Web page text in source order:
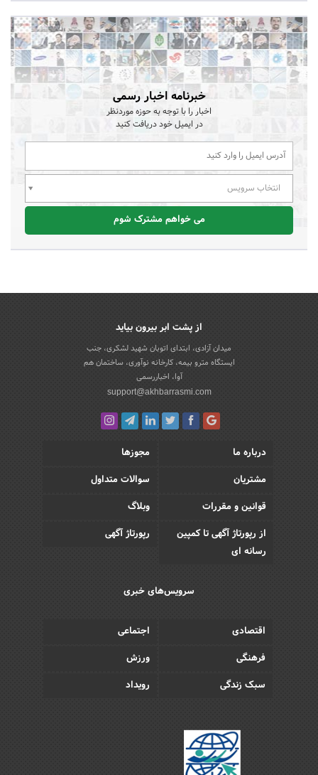
خبرنامه اخبار رسمی
اخبار را با توجه به حوزه موردنظر
در ایمیل خود دریافت کنید
انتخاب سرویس
می خواهم مشترک شوم
از پشت ابر بیرون بیاید
میدان آزادی، ابتدای اتوبان شهید لشکری، جنب
ایستگاه مترو بیمه، کارخانه نوآوری، ساختمان هم
آوا، اخباررسمی
support@akhbarrasmi.com
درباره ما
مجوزها
مشتریان
سوالات متداول
قوانین و مقررات
وبلاگ
از رپورتاژ آگهی تا کمپین
رسانه ای
رپورتاژ آگهی
سرویس‌های خبری
اقتصادی
اجتماعی
فرهنگی
ورزش
سبک زندگی
رویداد